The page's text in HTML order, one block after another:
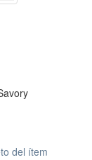
del ítem